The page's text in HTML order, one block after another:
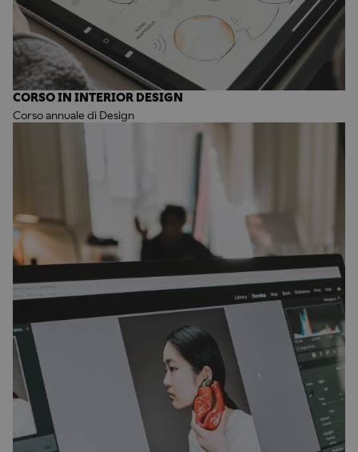
CORSO IN INTERIOR DESIGN
Corso annuale di Design